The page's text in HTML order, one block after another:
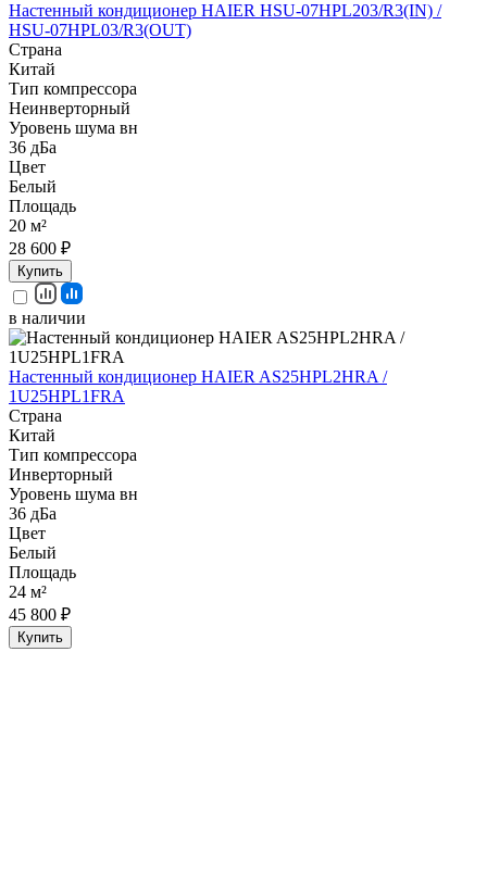
Настенный кондиционер HAIER HSU-07HPL203/R3(IN) /
HSU-07HPL03/R3(OUT)
Страна
Китай
Тип компрессора
Неинверторный
Уровень шума вн
36 дБа
Цвет
Белый
Площадь
20 м²
28 600 ₽
Купить
в наличии
Настенный кондиционер HAIER AS25HPL2HRA /
1U25HPL1FRA
Страна
Китай
Тип компрессора
Инверторный
Уровень шума вн
36 дБа
Цвет
Белый
Площадь
24 м²
45 800 ₽
Купить